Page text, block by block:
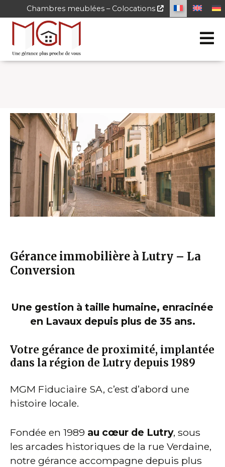
Chambres meublées – Colocations
Gérance immobilière à Lutry – La
Conversion
Une gestion à taille humaine, enracinée
en Lavaux depuis plus de 35 ans.
Votre gérance de proximité, implantée
dans la région de Lutry depuis 1989
MGM Fiduciaire SA, c’est d’abord une
histoire locale.
Fondée en 1989 au cœur de Lutry, sous
les arcades historiques de la rue Verdaine,
notre gérance accompagne depuis plus